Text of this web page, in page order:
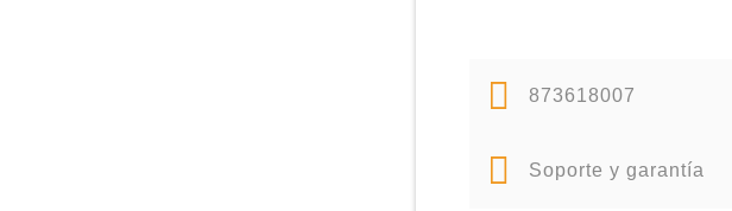
873618007
Soporte y garantía